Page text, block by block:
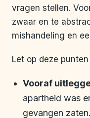
vragen stellen.
zwaar en te
mishandeling en
Let op deze
Vooraf
apartheid was
gevangen zaten.